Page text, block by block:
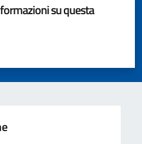
su questa
su 5
5